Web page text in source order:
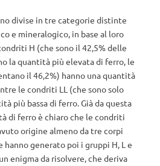
divise in tre categorie distinte
e mineralogico, in base al loro
H (che sono il 42,5% delle
la quantità più elevata di ferro, le
il 46,2%) hanno una quantità
le condriti LL (che sono solo
più bassa di ferro. Già da questa
di ferro è chiaro che le condriti
origine almeno da tre corpi
generato poi i gruppi H, L e
enigma da risolvere, che deriva